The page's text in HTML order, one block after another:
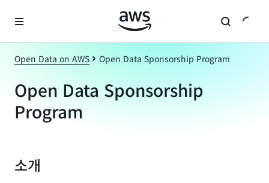
Open Data on AWS Open Data Sponsorship Program
Open Data Sponsorship
Program
소개